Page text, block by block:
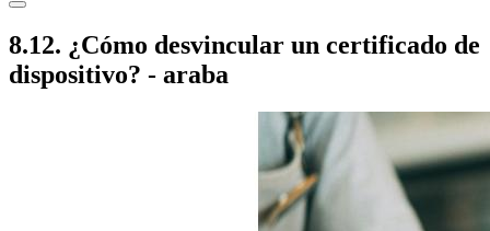
8.12. ¿Cómo desvincular un certificado de
dispositivo? - araba